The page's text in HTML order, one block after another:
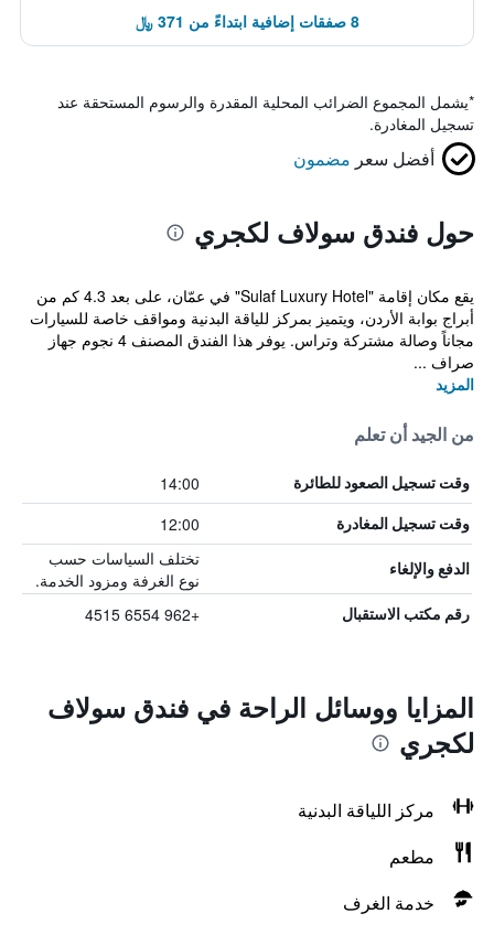
8 صفقات إضافية ابتداءً من 371 ﷼
*يشمل المجموع الضرائب المحلية المقدرة والرسوم المستحقة عند
تسجيل المغادرة.
أفضل سعر مضمون
حول فندق سولاف لكجري
يقع مكان إقامة "Sulaf Luxury Hotel" في عمّان، على بعد 4.3 كم من
أبراج بوابة الأردن، ويتميز بمركز للياقة البدنية ومواقف خاصة للسيارات
مجاناً وصالة مشتركة وتراس. يوفر هذا الفندق المصنف 4 نجوم جهاز
صراف ...
المزيد
من الجيد أن تعلم
وقت تسجيل الصعود للطائرة 14:00
وقت تسجيل المغادرة 12:00
الدفع والإلغاء
تختلف السياسات حسب
نوع الغرفة ومزود الخدمة.
رقم مكتب الاستقبال +962 6554 4515
المزايا ووسائل الراحة في فندق سولاف
لكجري
مركز اللياقة البدنية
مطعم
خدمة الغرف